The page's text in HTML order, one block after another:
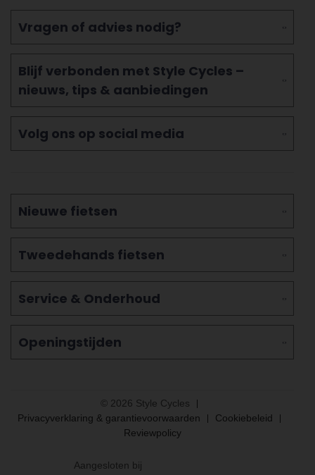
Vragen of advies nodig?
Blijf verbonden met Style Cycles –
nieuws, tips & aanbiedingen
Volg ons op social media
Nieuwe fietsen
Tweedehands fietsen
Service & Onderhoud
Openingstijden
© 2026 Style Cycles
Privacyverklaring & garantievoorwaarden
Cookiebeleid
Reviewpolicy
Aangesloten bij